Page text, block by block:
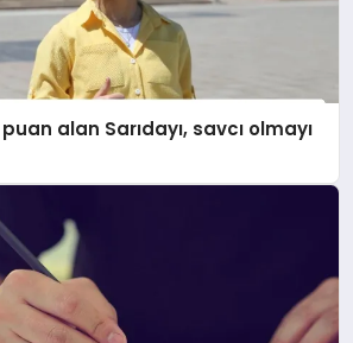
alan Sarıdayı, savcı olmayı